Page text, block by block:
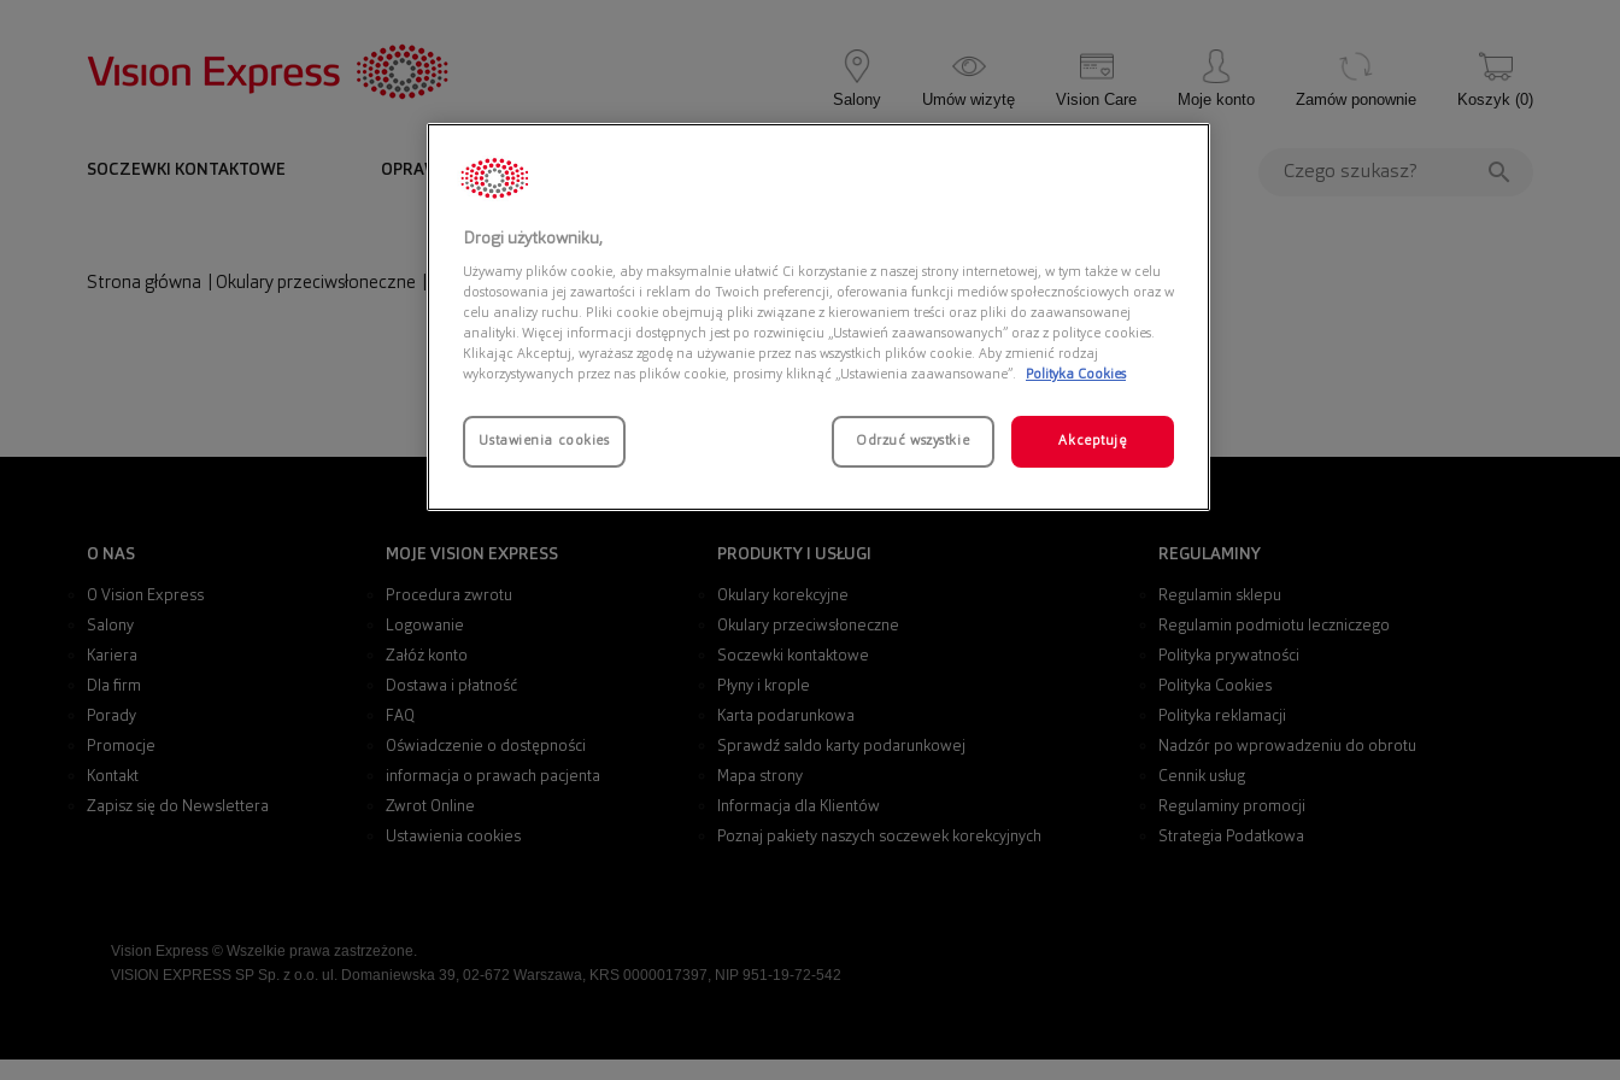
Salony Umów wizytę Vision Care Moje konto Zamów ponownie Koszyk (0)
SOCZEWKI KONTAKTOWE OPRAWKI I OKULARY KOREKCYJNE
Strona główna Okulary przeciwsłoneczne RAY-BAN 0RB4416 710/51 New Clubmaster
O NAS
O Vision Express
Salony
Kariera
Dla firm
Porady
Promocje
Kontakt
Zapisz się do Newslettera
MOJE VISION EXPRESS
Procedura zwrotu
Logowanie
Załóż konto
Dostawa i płatność
FAQ
Oświadczenie o dostępności
informacja o prawach pacjenta
Zwrot Online
Ustawienia cookies
PRODUKTY I USŁUGI
Okulary korekcyjne
Okulary przeciwsłoneczne
Soczewki kontaktowe
Płyny i krople
Karta podarunkowa
Sprawdź saldo karty podarunkowej
Mapa strony
Informacja dla Klientów
Poznaj pakiety naszych soczewek korekcyjnych
REGULAMINY
Regulamin sklepu
Regulamin podmiotu leczniczego
Polityka prywatności
Polityka Cookies
Polityka reklamacji
Nadzór po wprowadzeniu do obrotu
Cennik usług
Regulaminy promocji
Strategia Podatkowa
Vision Express © Wszelkie prawa zastrzeżone.
VISION EXPRESS SP Sp. z o.o. ul. Domaniewska 39, 02-672 Warszawa, KRS 0000017397, NIP 951-19-72-542
Drogi użytkowniku,
Używamy plików cookie, aby maksymalnie ułatwić Ci korzystanie z naszej strony internetowej, w tym także w celu
dostosowania jej zawartości i reklam do Twoich preferencji, oferowania funkcji mediów społecznościowych oraz w
celu analizy ruchu. Pliki cookie obejmują pliki związane z kierowaniem treści oraz pliki do zaawansowanej
analityki. Więcej informacji dostępnych jest po rozwinięciu „Ustawień zaawansowanych” oraz z polityce cookies.
Klikając Akceptuj, wyrażasz zgodę na używanie przez nas wszystkich plików cookie. Aby zmienić rodzaj
wykorzystywanych przez nas plików cookie, prosimy kliknąć „Ustawienia zaawansowane”.
Polityka Cookies
Ustawienia cookies Odrzuć wszystkie Akceptuję